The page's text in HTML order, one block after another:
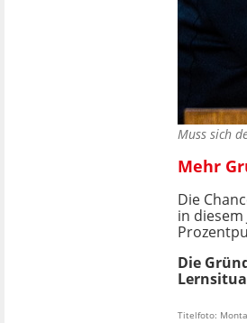
Muss sich
Mehr
Die
in
Die
Titelfoto: